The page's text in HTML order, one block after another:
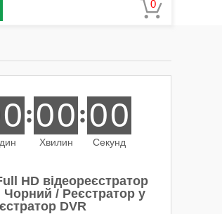
0 00
Хвилин
00
Секунд
HD відеореєстратор
Чорний / Реєстратор у
DVR